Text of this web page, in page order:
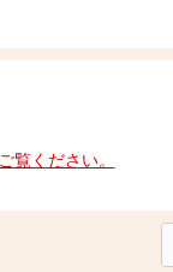
覧ください。